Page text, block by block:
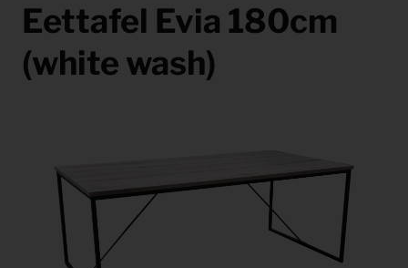
Eettafel Evia 180cm
(white wash)